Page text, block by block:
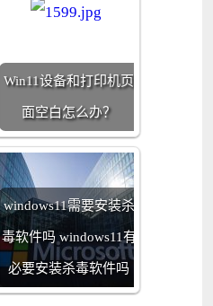
Win11设备和打印机页
面空白怎么办？
windows11需要安装杀
毒软件吗 windows11有
必要安装杀毒软件吗